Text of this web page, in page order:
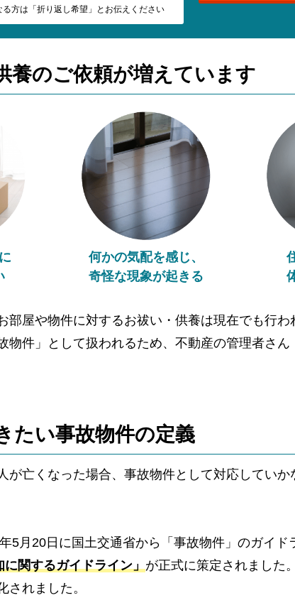
方は「折り返し希望」とお伝えください
養のご依頼が増えています
何かの気配を感じ、
奇怪な現象が起きる
屋や物件に対するお祓い・供養は現在でも行わ
件」として扱われるため、不動産の管理者さん
たい事故物件の定義
亡くなった場合、事故物件として対応してい
月20日に国土交通省から「事故物件」のガイド
関するガイドライン」が正式に策定されました。
れました。